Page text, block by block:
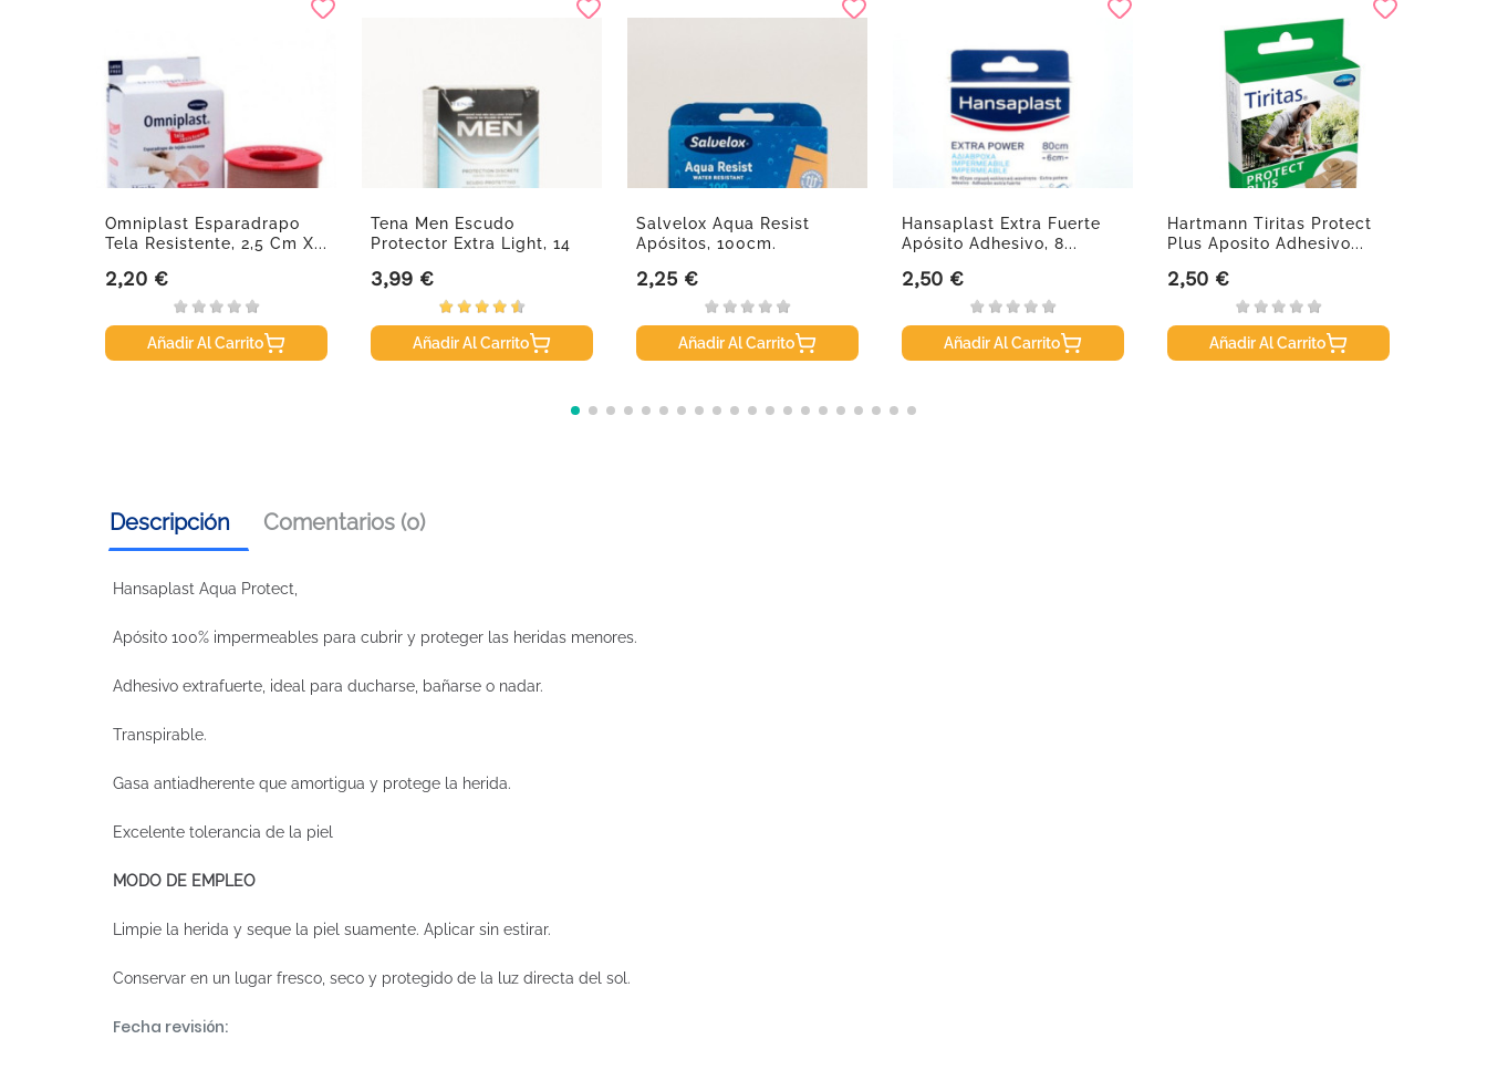
Omniplast Esparadrapo
Tela Resistente, 2,5 Cm X...
Precio
2,20 €
Añadir Al Carrito
Tena Men Escudo
Protector Extra Light, 14
Precio
3,99 €
Añadir Al Carrito
Salvelox Aqua Resist
Apósitos, 100cm.
Precio
2,25 €
Añadir Al Carrito
Hansaplast Extra Fuerte
Apósito Adhesivo, 8...
Precio
2,50 €
Añadir Al Carrito
Hartmann Tiritas Protect
Plus Aposito Adhesivo...
Precio
2,50 €
Añadir Al Carrito
Descripción Comentarios (0)
Hansaplast Aqua Protect,
Apósito 100% impermeables para cubrir y proteger las heridas menores.
Adhesivo extrafuerte, ideal para ducharse, bañarse o nadar.
Transpirable.
Gasa antiadherente que amortigua y protege la herida.
Excelente tolerancia de la piel
MODO DE EMPLEO
Limpie la herida y seque la piel suamente. Aplicar sin estirar.
Conservar en un lugar fresco, seco y protegido de la luz directa del sol.
Fecha revisión: